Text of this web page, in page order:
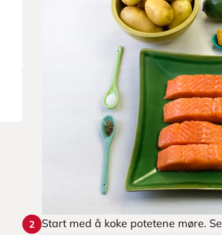
2 Start med å koke potetene møre.